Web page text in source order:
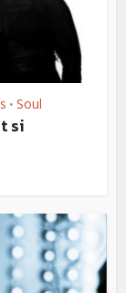
• Soul
si